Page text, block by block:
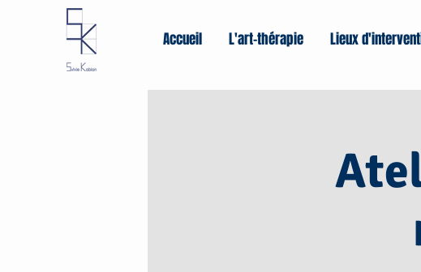
Accueil L'art-thérapie Lieux